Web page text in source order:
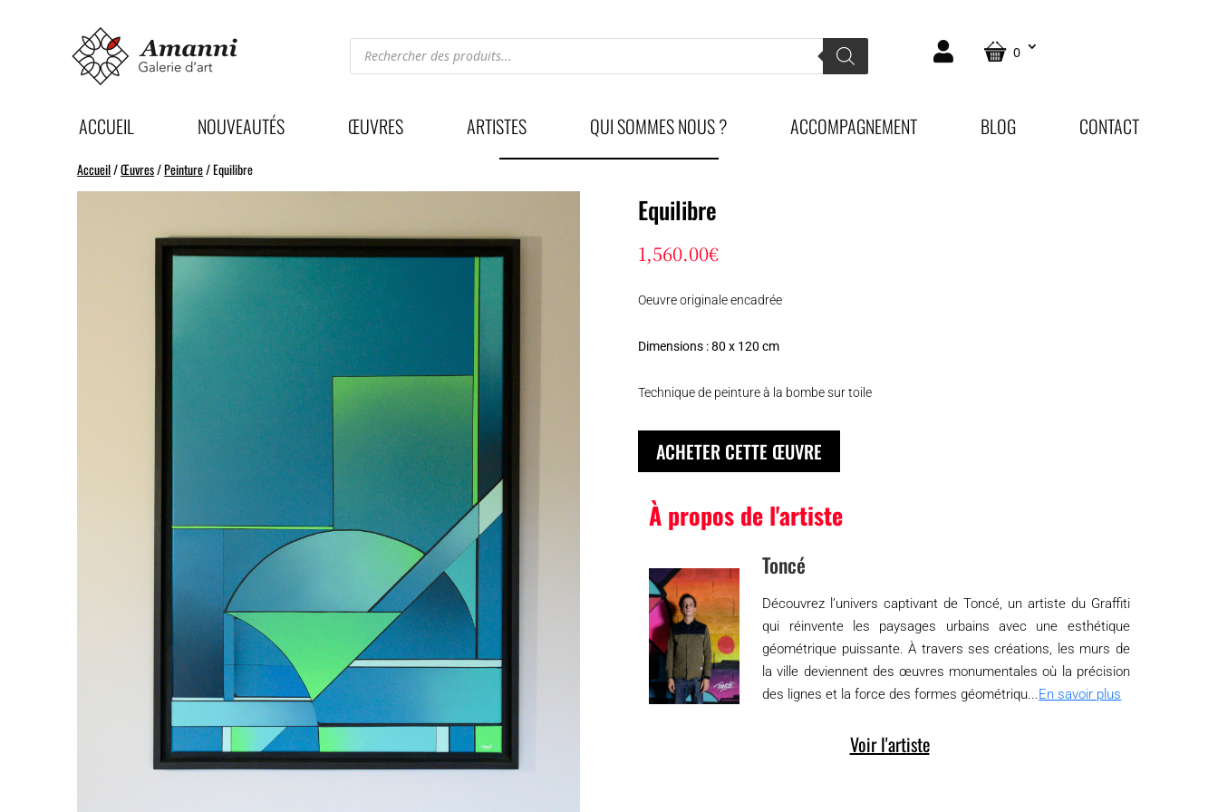
Recherche
de
produits
0
ACCUEIL NOUVEAUTÉS ŒUVRES ARTISTES QUI SOMMES NOUS ? ACCOMPAGNEMENT BLOG CONTACT
Accueil/Œuvres/Peinture/ Equilibre
Equilibre
1,560.00€
Oeuvre originale encadrée
Dimensions : 80 x 120 cm
Technique de peinture à la bombe sur toile
ACHETER CETTE ŒUVRE
À propos de l'artiste
Toncé
Découvrez l’univers captivant de Toncé, un artiste du Graffiti
qui réinvente les paysages urbains avec une esthétique
géométrique puissante. À travers ses créations, les murs de
la ville deviennent des œuvres monumentales où la précision
des lignes et la force des formes géométriqu...En savoir plus
Voir l'artiste